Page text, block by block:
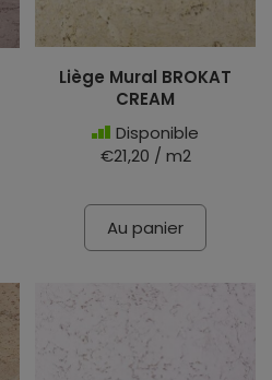
Liège Mural BROKAT
CREAM
Disponible
€21,20 / m2
Au panier